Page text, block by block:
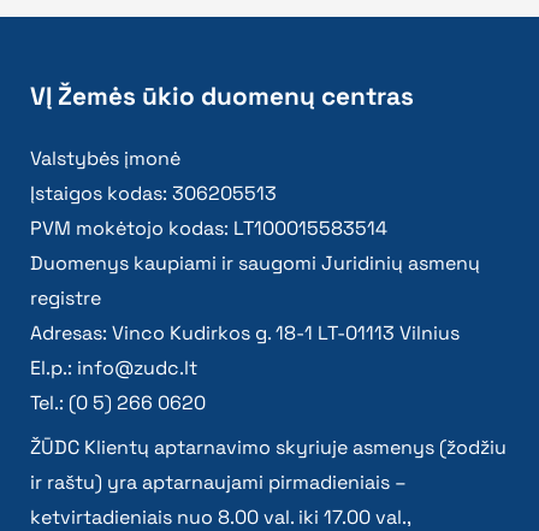
VĮ Žemės ūkio duomenų centras
Valstybės įmonė
Įstaigos kodas: 306205513
PVM mokėtojo kodas: LT100015583514
Duomenys kaupiami ir saugomi Juridinių asmenų
registre
Adresas: Vinco Kudirkos g. 18-1 LT-01113 Vilnius
El.p.: info@zudc.lt
Tel.: (0 5) 266 0620
ŽŪDC Klientų aptarnavimo skyriuje asmenys (žodžiu
ir raštu) yra aptarnaujami pirmadieniais –
ketvirtadieniais nuo 8.00 val. iki 17.00 val.,